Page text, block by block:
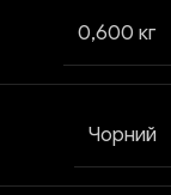
0,600 кг
Чорний